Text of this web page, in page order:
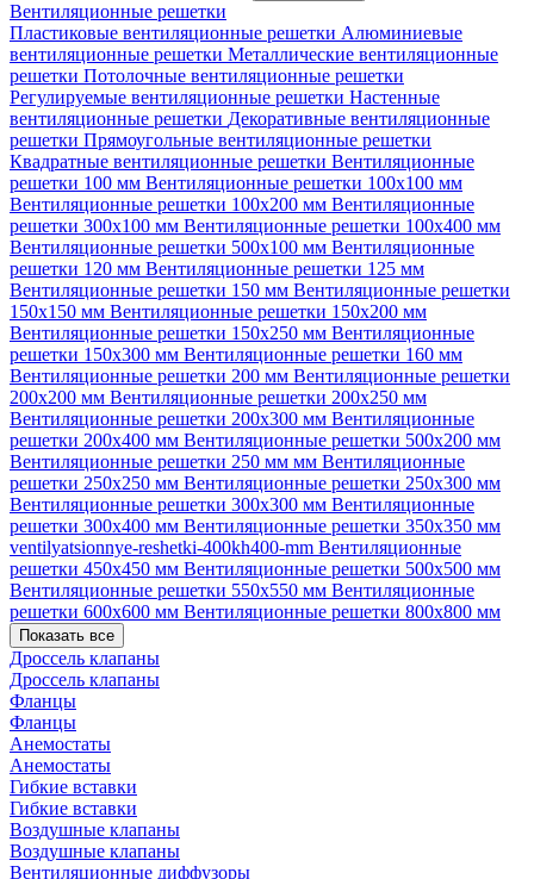
Вентиляционные решетки
Пластиковые вентиляционные решетки Алюминиевые
вентиляционные решетки Металлические вентиляционные
решетки Потолочные вентиляционные решетки
Регулируемые вентиляционные решетки Настенные
вентиляционные решетки Декоративные вентиляционные
решетки Прямоугольные вентиляционные решетки
Квадратные вентиляционные решетки Вентиляционные
решетки 100 мм Вентиляционные решетки 100х100 мм
Вентиляционные решетки 100х200 мм Вентиляционные
решетки 300х100 мм Вентиляционные решетки 100х400 мм
Вентиляционные решетки 500х100 мм Вентиляционные
решетки 120 мм Вентиляционные решетки 125 мм
Вентиляционные решетки 150 мм Вентиляционные решетки
150х150 мм Вентиляционные решетки 150х200 мм
Вентиляционные решетки 150х250 мм Вентиляционные
решетки 150х300 мм Вентиляционные решетки 160 мм
Вентиляционные решетки 200 мм Вентиляционные решетки
200х200 мм Вентиляционные решетки 200х250 мм
Вентиляционные решетки 200х300 мм Вентиляционные
решетки 200х400 мм Вентиляционные решетки 500х200 мм
Вентиляционные решетки 250 мм мм Вентиляционные
решетки 250х250 мм Вентиляционные решетки 250х300 мм
Вентиляционные решетки 300х300 мм Вентиляционные
решетки 300х400 мм Вентиляционные решетки 350х350 мм
ventilyatsionnye-reshetki-400kh400-mm Вентиляционные
решетки 450х450 мм Вентиляционные решетки 500х500 мм
Вентиляционные решетки 550х550 мм Вентиляционные
решетки 600х600 мм Вентиляционные решетки 800х800 мм
Показать все
Дроссель клапаны
Дроссель клапаны
Фланцы
Фланцы
Анемостаты
Анемостаты
Гибкие вставки
Гибкие вставки
Воздушные клапаны
Воздушные клапаны
Вентиляционные диффузоры